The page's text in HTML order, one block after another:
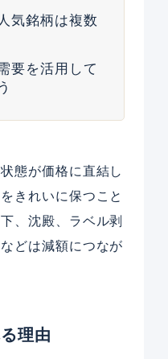
気銘柄は複数
要を活用して
態が価格に直結し
きれいに保つこと
、沈殿、ラベル剥
どは減額につなが
理由